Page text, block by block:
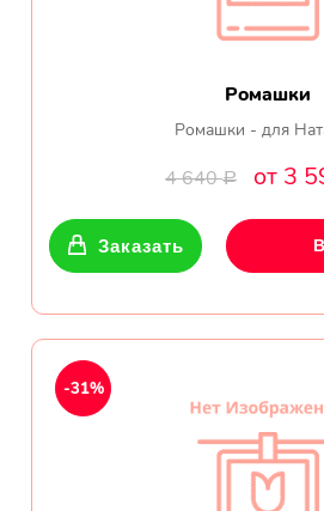
Ромашки
Ромашки - для
4 640Р от 3
Заказать
-31%